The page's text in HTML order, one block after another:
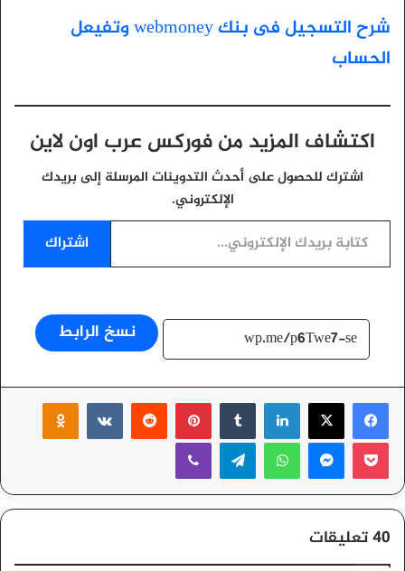
شرح التسجيل فى بنك webmoney وتفيعل
الحساب
اكتشاف المزيد من فوركس عرب اون لاين
اشترك للحصول على أحدث التدوينات المرسلة إلى بريدك
الإلكتروني.
كتابة بريدك الإلكتروني...
اشتراك
نسخ الرابط
فيسبوك
‫X لينكدإن بينتيريست
‫Pocketماسنجرواتسابتيلقرامڤايبر
‫40 تعليقات